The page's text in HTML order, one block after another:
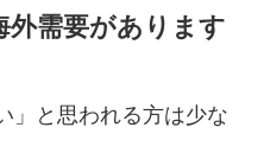
外需要があります
」と思われる方は少な